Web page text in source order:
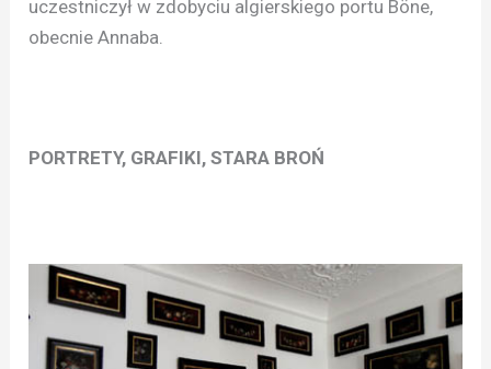
uczestniczył w zdobyciu algierskiego portu Böne,
obecnie Annaba.
PORTRETY, GRAFIKI, STARA BROŃ